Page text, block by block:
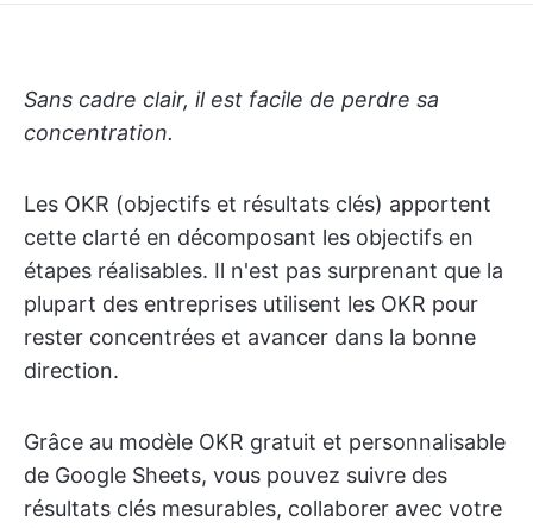
Sans cadre clair, il est facile de perdre sa
concentration.
Les OKR (objectifs et résultats clés) apportent
cette clarté en décomposant les objectifs en
étapes réalisables. Il n'est pas surprenant que la
plupart des entreprises utilisent les OKR pour
rester concentrées et avancer dans la bonne
direction.
Grâce au modèle OKR gratuit et personnalisable
de Google Sheets, vous pouvez suivre des
résultats clés mesurables, collaborer avec votre